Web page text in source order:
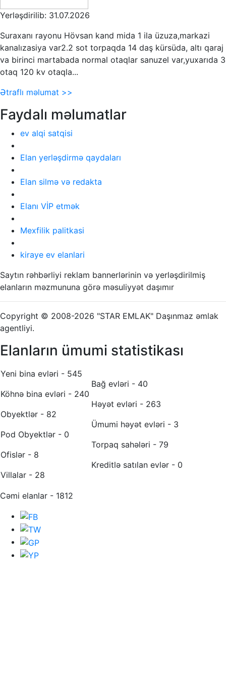
Yerləşdirilib: 31.07.2026
Suraxanı rayonu Hövsan kand mida 1 ila üzuza,markazi
kanalızasiya var2.2 sot torpaqda 14 daş kürsüda, altı qaraj
va birinci martabada normal otaqlar sanuzel var,yuxarıda 3
otaq 120 kv otaqla...
Ətraflı məlumat >>
Faydalı məlumatlar
ev alqi satqisi
Elan yerləşdirmə qaydaları
Elan silmə və redakta
Elanı VİP etmək
Mexfilik palitkasi
kiraye ev elanlari
Saytın rəhbərliyi reklam bannerlərinin və yerləşdirilmiş
elanların məzmununa görə məsuliyyət daşımır
Copyright © 2008-2026 "STAR EMLAK" Daşınmaz əmlak
agentliyi.
Elanların ümumi statistikası
Yeni bina evləri - 545
Köhnə bina evləri - 240
Obyektlər - 82
Pod Obyektlər - 0
Ofislər - 8
Villalar - 28
Bağ evləri - 40
Həyət evləri - 263
Ümumi həyət evləri - 3
Torpaq sahələri - 79
Kreditlə satılan evlər - 0
Cəmi elanlar - 1812